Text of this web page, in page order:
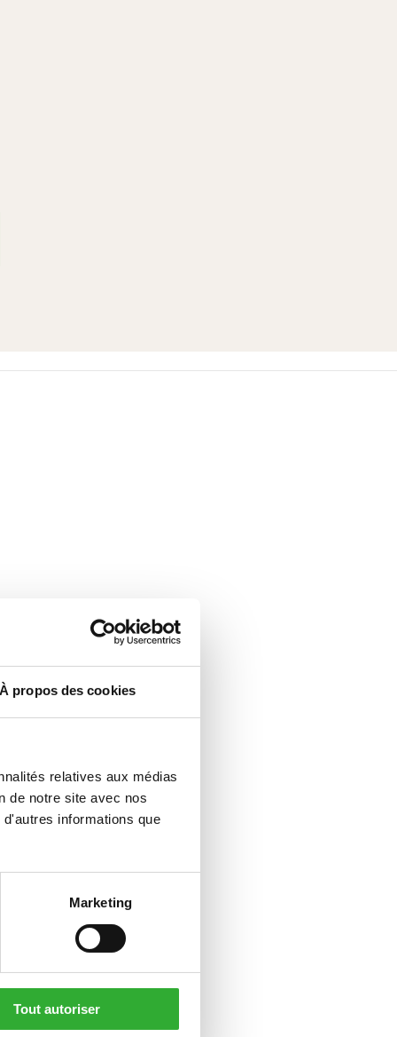
À propos des cookies
relatives aux médias
de notre site avec nos
informations que
Marketing
Tout autoriser